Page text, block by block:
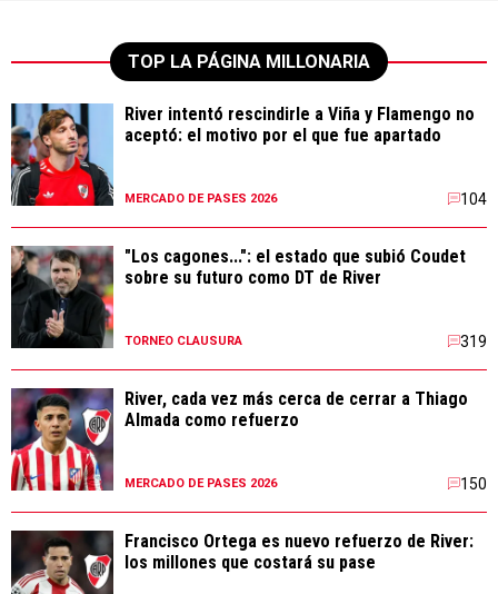
TOP LA PÁGINA MILLONARIA
River intentó rescindirle a Viña y Flamengo no
aceptó: el motivo por el que fue apartado
MERCADO DE PASES 2026 104
"Los cagones...": el estado que subió Coudet
sobre su futuro como DT de River
TORNEO CLAUSURA 319
River, cada vez más cerca de cerrar a Thiago
Almada como refuerzo
MERCADO DE PASES 2026 150
Francisco Ortega es nuevo refuerzo de River:
los millones que costará su pase